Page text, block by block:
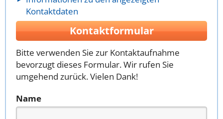
Kontaktdaten
Kontaktformular
Bitte verwenden Sie zur Kontaktaufnahme
bevorzugt dieses Formular. Wir rufen Sie
umgehend zurück. Vielen Dank!
Name